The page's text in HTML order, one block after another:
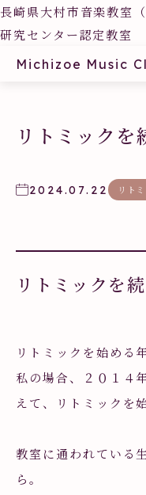
長崎県大村市音楽教室
研究センター認定教室
Michizoe Music
リトミックを
2024.07.22 リト
リトミックを
リトミックを始める
私の場合、２０１４
えて、リトミックを
教室に通われている
ら。